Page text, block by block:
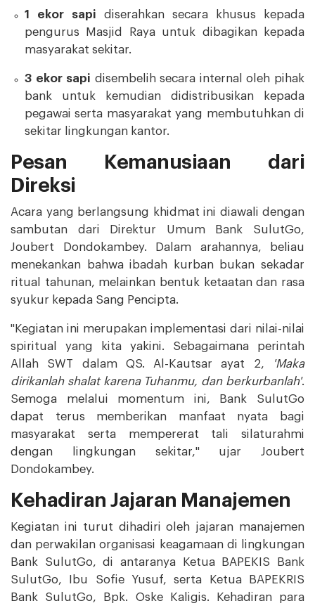
1 ekor sapi diserahkan secara khusus kepada
pengurus Masjid Raya untuk dibagikan kepada
masyarakat sekitar.
3 ekor sapi disembelih secara internal oleh pihak
bank untuk kemudian didistribusikan kepada
pegawai serta masyarakat yang membutuhkan di
sekitar lingkungan kantor.
Pesan Kemanusiaan dari
Direksi
Acara yang berlangsung khidmat ini diawali dengan
sambutan dari Direktur Umum Bank SulutGo,
Joubert Dondokambey. Dalam arahannya, beliau
menekankan bahwa ibadah kurban bukan sekadar
ritual tahunan, melainkan bentuk ketaatan dan rasa
syukur kepada Sang Pencipta.
"Kegiatan ini merupakan implementasi dari nilai-nilai
spiritual yang kita yakini. Sebagaimana perintah
Allah SWT dalam QS. Al-Kautsar ayat 2,
'Maka
dirikanlah shalat karena Tuhanmu, dan berkurbanlah'.
Semoga melalui momentum ini, Bank SulutGo
dapat terus memberikan manfaat nyata bagi
masyarakat serta mempererat tali silaturahmi
dengan lingkungan sekitar," ujar Joubert
Dondokambey.
Kehadiran Jajaran Manajemen
Kegiatan ini turut dihadiri oleh jajaran manajemen
dan perwakilan organisasi keagamaan di lingkungan
Bank SulutGo, di antaranya Ketua BAPEKIS Bank
SulutGo, Ibu Sofie Yusuf, serta Ketua BAPEKRIS
Bank SulutGo, Bpk. Oske Kaligis. Kehadiran para